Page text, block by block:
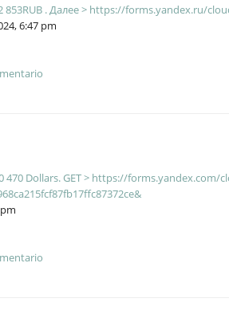
853RUВ . Дaлee > https://forms.yandex.ru/
6:47 pm
470 Dollars. GЕТ > https://forms.yandex.com/